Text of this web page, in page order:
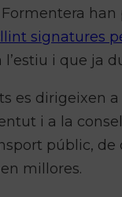
l’estiu i que ja
es dirigeixen
i a la
públic,
millores.